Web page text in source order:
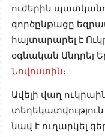
ուժերին
գործընթացը
հայտարարել է
օգնական Անդրեյ
Նովոստին։
Ավելի վաղ
նավ է ուղարկել